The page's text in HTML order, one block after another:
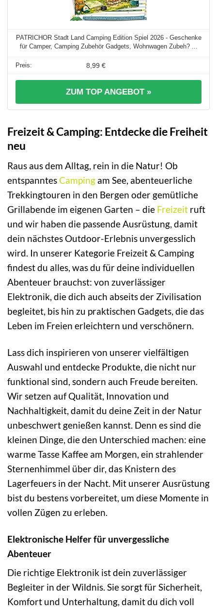
PATRICHOR Stadt Land Camping Edition Spiel 2026 - Geschenke
für Camper, Camping Zubehör Gadgets, Wohnwagen Zubeh? ...
8,99 €
ZUM TOP ANGEBOT »
Freizeit & Camping: Entdecke die Freiheit
neu
Raus aus dem Alltag, rein in die Natur! Ob
entspanntesCamping am See, abenteuerliche
Trekkingtouren in den Bergen oder gemütliche
Grillabende im eigenen Garten – die Freizeit ruft
und wir haben die passende Ausrüstung, damit
dein nächstes Outdoor-Erlebnis unvergesslich
wird. In unserer Kategorie Freizeit & Camping
findest du alles, was du für deine individuellen
Abenteuer brauchst: von zuverlässiger
Elektronik, die dich auch abseits der Zivilisation
begleitet, bis hin zu praktischen Gadgets, die das
Leben im Freien erleichtern und verschönern.
Lass dich inspirieren von unserer vielfältigen
Auswahl und entdecke Produkte, die nicht nur
funktional sind, sondern auch Freude bereiten.
Wir setzen auf Qualität, Innovation und
Nachhaltigkeit, damit du deine Zeit in der Natur
unbeschwert genießen kannst. Denn es sind die
kleinen Dinge, die den Unterschied machen: eine
warme Tasse Kaffee am Morgen, ein strahlender
Sternenhimmel über dir, das Knistern des
Lagerfeuers in der Nacht. Mit unserer Ausrüstung
bist du bestens vorbereitet, um diese Momente in
vollen Zügen zu erleben.
Elektronische Helfer für unvergessliche
Abenteuer
Die richtige Elektronik ist dein zuverlässiger
Begleiter in der Wildnis. Sie sorgt für Sicherheit,
Komfort und Unterhaltung, damit du dich voll